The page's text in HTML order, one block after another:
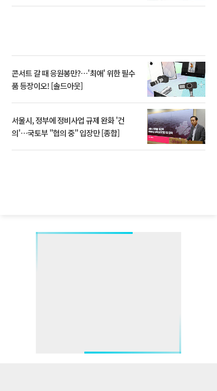
콘서트 갈 때 응원봉만?⋯'최애' 위한 필수
품 등장이오! [솔드아웃]
서울시, 정부에 정비사업 규제 완화 '건
의'⋯국토부 "협의 중" 입장만 [종합]